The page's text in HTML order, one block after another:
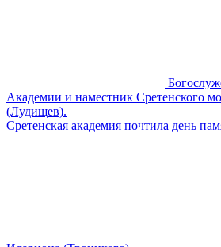
Академии и наместник Сретенского
(Лудищев).
Сретенская академия почтила день